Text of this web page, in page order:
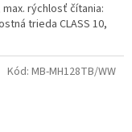
rýchlosť čítania:
trieda CLASS 10,
Kód: MB-MH128TB/WW